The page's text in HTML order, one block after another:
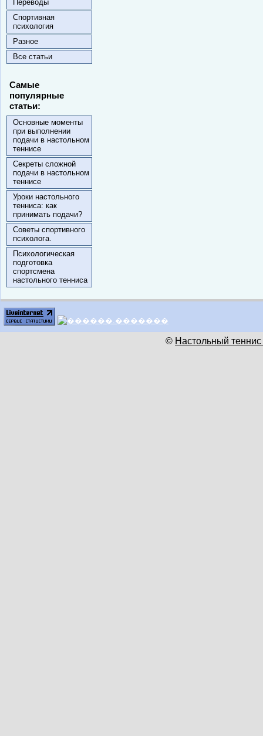
Переводы
Спортивная
психология
Разное
Все статьи
Самые
популярные
статьи:
Основные моменты
при выполнении
подачи в настольном
теннисе
Секреты сложной
подачи в настольном
теннисе
Уроки настольного
тенниса: как
принимать подачи?
Советы спортивного
психолога.
Психологическая
подготовка
спортсмена
настольного тенниса
© Настольный